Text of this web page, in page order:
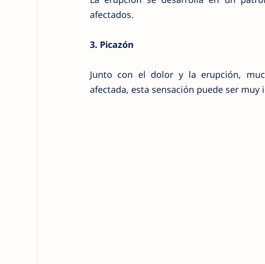
afectados.
3. Picazón
Junto con el dolor y la erupción,
afectada, esta sensación puede ser